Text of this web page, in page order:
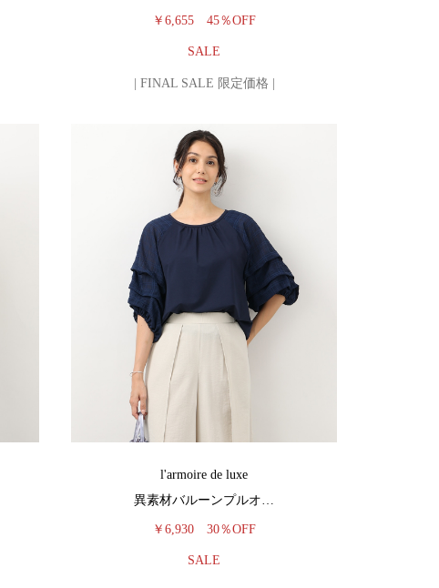
￥6,655 45％OFF
SALE
| FINAL SALE 限定価格 |
l'armoire de luxe
異素材バルーンプルオ…
￥6,930 30％OFF
SALE